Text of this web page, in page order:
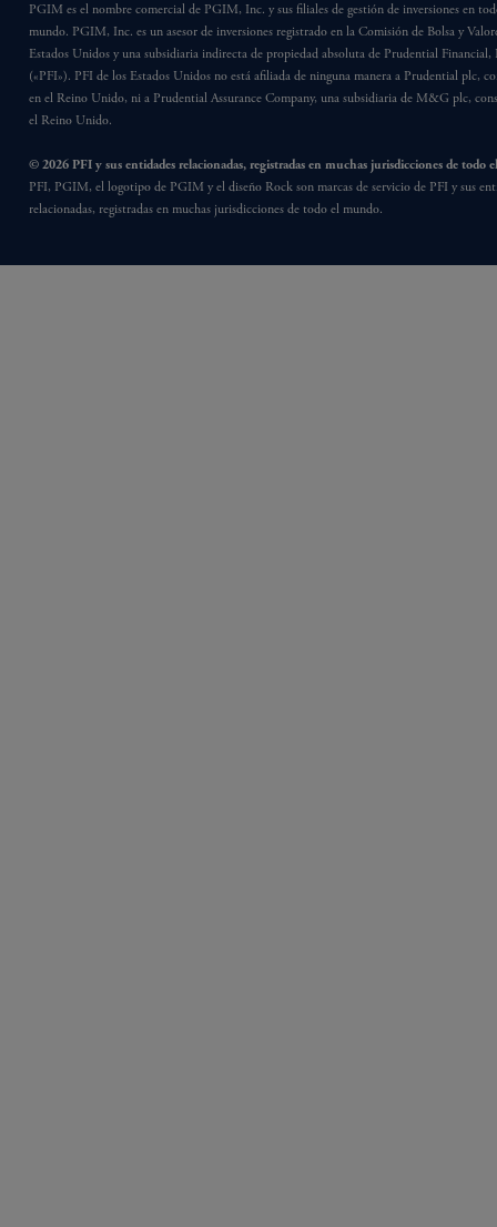
PGIM es el nombre comercial de PGIM, Inc. y sus filiales de gestión de inversiones en
mundo. PGIM, Inc. es un asesor de inversiones registrado en la Comisión de Bolsa y
Estados Unidos y una subsidiaria indirecta de propiedad absoluta de Prudential Financial,
(«PFI»). PFI de los Estados Unidos no está afiliada de ninguna manera a Prudential plc,
en el Reino Unido, ni a Prudential Assurance Company, una subsidiaria de M&G plc,
el Reino Unido.
© 2026 PFI y sus entidades relacionadas, registradas en muchas jurisdicciones de todo
PFI, PGIM, el logotipo de PGIM y el diseño Rock son marcas de servicio de PFI y sus
relacionadas, registradas en muchas jurisdicciones de todo el mundo.